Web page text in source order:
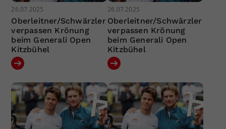
26.07.2025
Oberleitner/Schwärzler
verpassen Krönung
beim Generali Open
Kitzbühel
26.07.2025
Oberleitner/Schwärzler
verpassen Krönung
beim Generali Open
Kitzbühel